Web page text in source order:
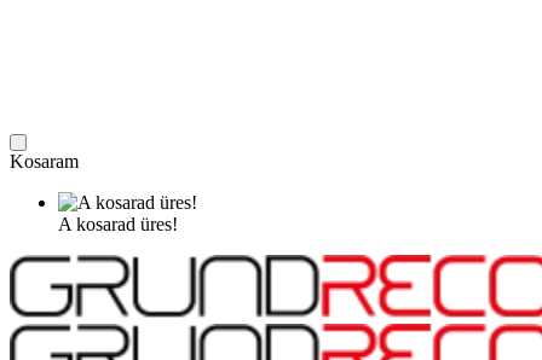
Kosaram
A kosarad üres!